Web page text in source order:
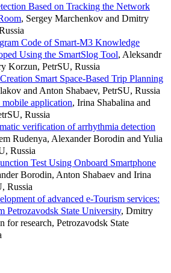
Based on Tracking the Network
, Sergey Marchenkov and Dmitry
Code of Smart-M3 Knowledge
Using the SmartSlog Tool, Aleksandr
Korzun, PetrSU, Russia
Smart Space-Based Trip Planning
and Anton Shabaev, PetrSU, Russia
application, Irina Shabalina and
Russia
verification of arrhythmia detection
Rudenya, Alexander Borodin and Yulia
Russia
Test Using Onboard Smartphone
Borodin, Anton Shabaev and Irina
Russia
of advanced e-Tourism services:
Petrozavodsk State University, Dmitry
for research, Petrozavodsk State